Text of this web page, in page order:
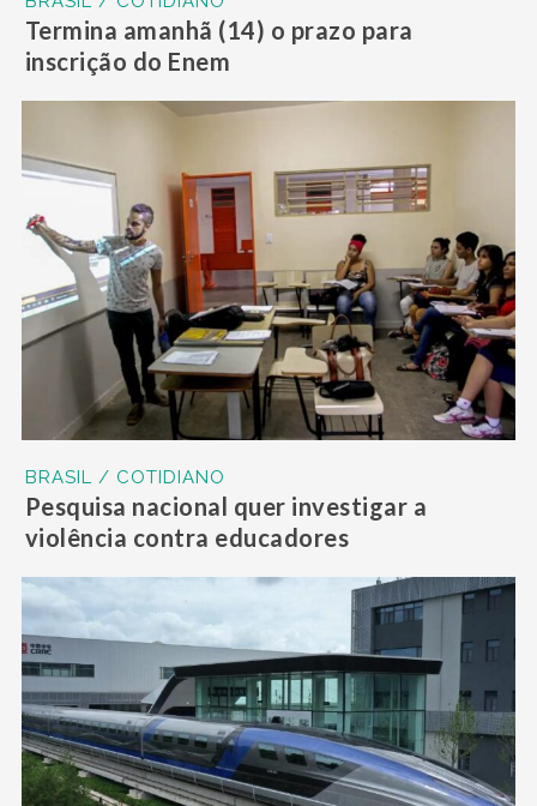
Termina amanhã (14) o prazo para
inscrição do Enem
BRASIL / COTIDIANO
Pesquisa nacional quer investigar a
violência contra educadores